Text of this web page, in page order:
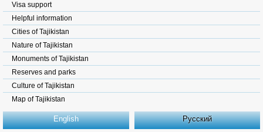
Visa support
Helpful information
Cities of Tajikistan
Nature of Tajikistan
Monuments of Tajikistan
Reserves and parks
Culture of Tajikistan
Map of Tajikistan
English Русский